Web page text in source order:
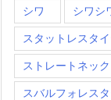
シワ シワシ
スタットレスタ
ストレートネック
スバルフォレス